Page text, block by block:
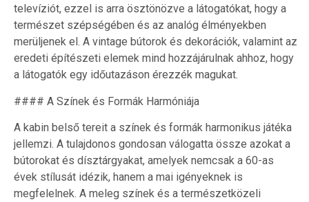
televíziót, ezzel is arra ösztönözve a látogatókat, hogy a
természet szépségében és az analóg élményekben
merüljenek el. A vintage bútorok és dekorációk, valamint az
eredeti építészeti elemek mind hozzájárulnak ahhoz, hogy
a látogatók egy időutazáson érezzék magukat.
#### A Színek és Formák Harmóniája
A kabin belső tereit a színek és formák harmonikus játéka
jellemzi. A tulajdonos gondosan válogatta össze azokat a
bútorokat és dísztárgyakat, amelyek nemcsak a 60-as
évek stílusát idézik, hanem a mai igényeknek is
megfelelnek. A meleg színek és a természetközeli